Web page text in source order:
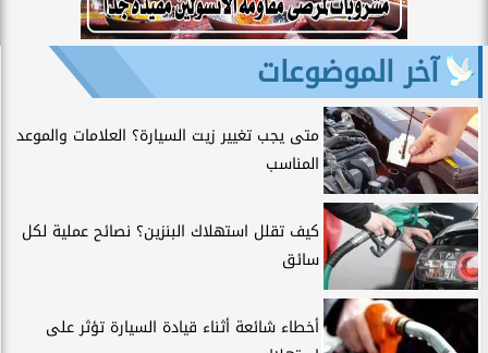
آخر الموضوعات
متى يجب تغيير زيت السيارة؟ العلامات والموعد
المناسب
كيف تقلل استهلاك البنزين؟ نصائح عملية لكل
سائق
أخطاء شائعة أثناء قيادة السيارة تؤثر على